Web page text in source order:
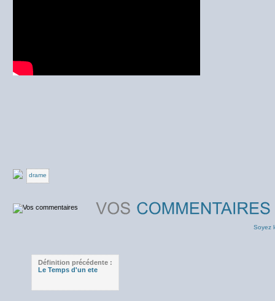
drame
Soyez
Définition précédente :
Le Temps d'un ete